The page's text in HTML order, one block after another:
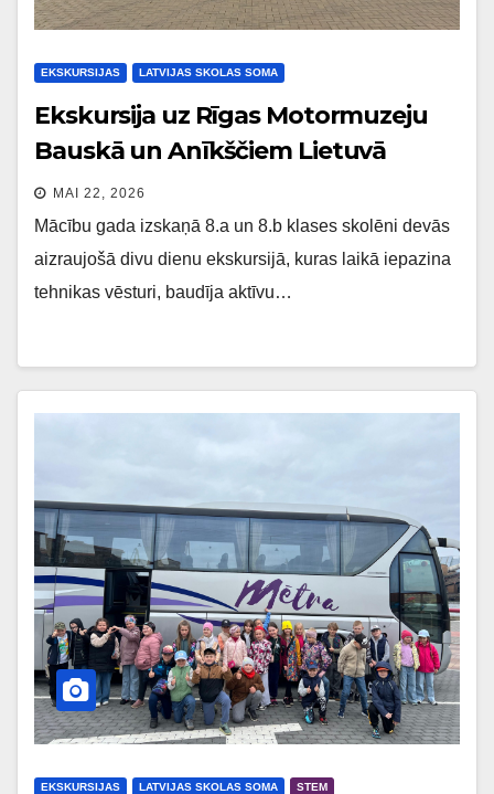
EKSKURSIJAS LATVIJAS SKOLAS SOMA
Ekskursija uz Rīgas Motormuzeju
Bauskā un Anīkščiem Lietuvā
MAI 22, 2026
Mācību gada izskaņā 8.a un 8.b klases skolēni devās
aizraujošā divu dienu ekskursijā, kuras laikā iepazina
tehnikas vēsturi, baudīja aktīvu…
EKSKURSIJAS LATVIJAS SKOLAS SOMA STEM